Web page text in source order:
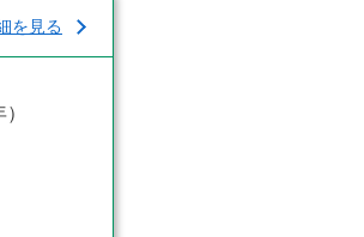
を見る